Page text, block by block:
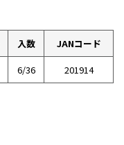
入数
JANコード
6/36 201914